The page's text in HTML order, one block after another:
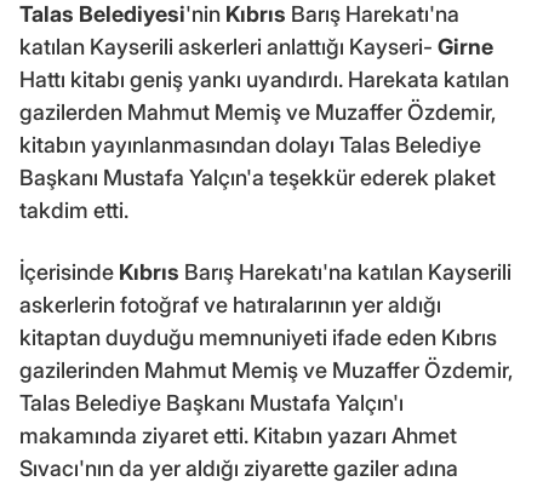
Talas Belediyesi'nin Kıbrıs Barış Harekatı'na
katılan Kayserili askerleri anlattığı Kayseri- Girne
Hattı kitabı geniş yankı uyandırdı. Harekata katılan
gazilerden Mahmut Memiş ve Muzaffer Özdemir,
kitabın yayınlanmasından dolayı Talas Belediye
Başkanı Mustafa Yalçın'a teşekkür ederek plaket
takdim etti.
İçerisinde Kıbrıs Barış Harekatı'na katılan Kayserili
askerlerin fotoğraf ve hatıralarının yer aldığı
kitaptan duyduğu memnuniyeti ifade eden Kıbrıs
gazilerinden Mahmut Memiş ve Muzaffer Özdemir,
Talas Belediye Başkanı Mustafa Yalçın'ı
makamında ziyaret etti. Kitabın yazarı Ahmet
Sıvacı'nın da yer aldığı ziyarette gaziler adına